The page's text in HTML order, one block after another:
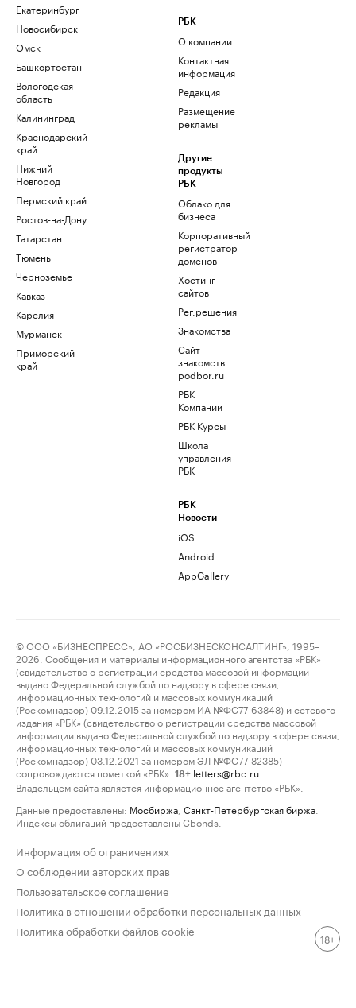
Екатеринбург
Новосибирск
Омск
Башкортостан
Вологодская
область
Калининград
Краснодарский
край
Нижний
Новгород
Пермский край
Ростов-на-Дону
Татарстан
Тюмень
Черноземье
Кавказ
Карелия
Мурманск
Приморский
край
РБК
О компании
Контактная
информация
Редакция
Размещение
рекламы
Другие
продукты
РБК
Облако для
бизнеса
Корпоративный
регистратор
доменов
Хостинг
сайтов
Рег.решения
Знакомства
Сайт
знакомств
podbor.ru
РБК
Компании
РБК Курсы
Школа
управления
РБК
РБК
Новости
iOS
Android
AppGallery
© ООО «БИЗНЕСПРЕСС», АО «РОСБИЗНЕСКОНСАЛТИНГ», 1995–
2026. Сообщения и материалы информационного агентства «РБК»
(свидетельство о регистрации средства массовой информации
выдано Федеральной службой по надзору в сфере связи,
информационных технологий и массовых коммуникаций
(Роскомнадзор) 09.12.2015 за номером ИА №ФС77-63848) и сетевого
издания «РБК» (свидетельство о регистрации средства массовой
информации выдано Федеральной службой по надзору в сфере связи,
информационных технологий и массовых коммуникаций
(Роскомнадзор) 03.12.2021 за номером ЭЛ №ФС77-82385)
сопровождаются пометкой «РБК».
18+ letters@rbc.ru
Владельцем сайта является информационное агентство «РБК».
Данные предоставлены: Мосбиржа Санкт-Петербургская биржа
Индексы облигаций предоставлены Cbonds.
Информация об ограничениях
О соблюдении авторских прав
Пользовательское соглашение
Политика в отношении обработки персональных данных
Политика обработки файлов cookie
18+